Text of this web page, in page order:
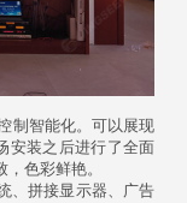
制智能化。可以展现
安装之后进行了全面
色彩鲜艳。
、拼接显示器、广告